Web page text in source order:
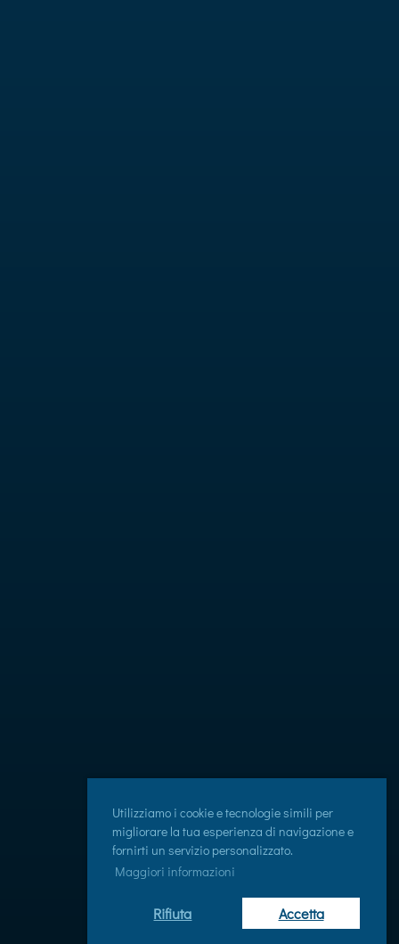
Utilizziamo i cookie e tecnologie simili per
migliorare la tua esperienza di navigazione e
fornirti un servizio personalizzato.
Maggiori informazioni
Rifiuta Accetta